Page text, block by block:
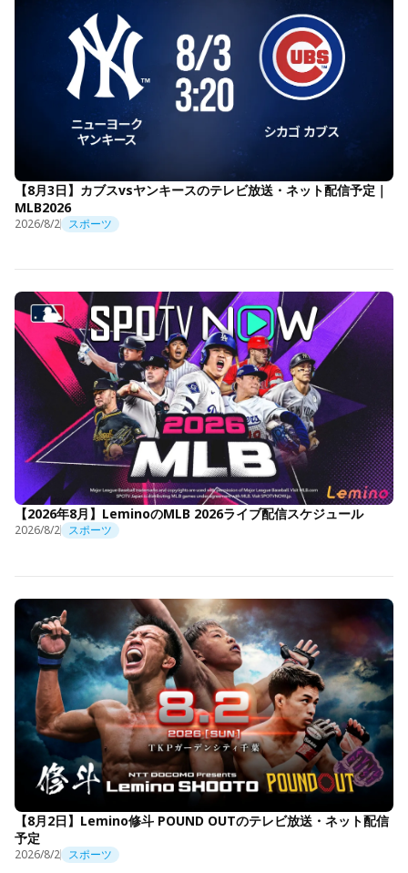
【8月3日】カブスvsヤンキースのテレビ放送・ネット配信予定｜
MLB2026
2026/8/2 スポーツ
【2026年8月】LeminoのMLB 2026ライブ配信スケジュール
2026/8/2 スポーツ
【8月2日】Lemino修斗 POUND OUTのテレビ放送・ネット配信
予定
2026/8/2 スポーツ